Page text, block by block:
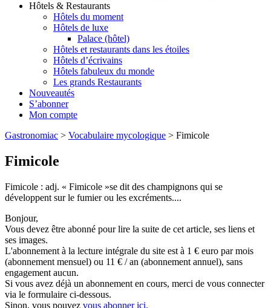
Hôtels & Restaurants
Hôtels du moment
Hôtels de luxe
Palace (hôtel)
Hôtels et restaurants dans les étoiles
Hôtels d’écrivains
Hôtels fabuleux du monde
Les grands Restaurants
Nouveautés
S’abonner
Mon compte
Gastronomiac > Vocabulaire mycologique > Fimicole
Fimicole
Fimicole : adj. « Fimicole »se dit des champignons qui se
développent sur le fumier ou les excréments....
Bonjour,
Vous devez être abonné pour lire la suite de cet article, ses liens et
ses images.
L'abonnement à la lecture intégrale du site est à 1 € euro par mois
(abonnement mensuel) ou 11 € / an (abonnement annuel), sans
engagement aucun.
Si vous avez déjà un abonnement en cours, merci de vous connecter
via le formulaire ci-dessous.
Sinon, vous pouvez vous abonner ici.